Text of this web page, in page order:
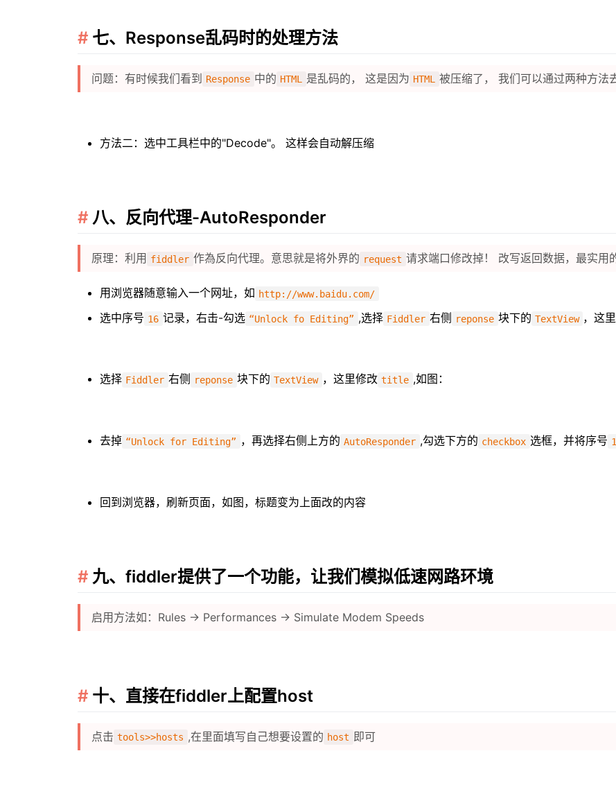
七、Response乱码时的处理方法
问题：有时候我们看到 Response 中的 HTML 是乱码的， 这是因为 HTML 被压缩了， 我们可以通过两种方法
方法二：选中工具栏中的"Decode"。 这样会自动解压缩
八、反向代理-AutoResponder
原理：利用 fiddler 作為反向代理。意思就是将外界的 request 请求端口修改掉！ 改写返回数据，最实用
用浏览器随意输入一个网址，如 http://www.baidu.com/
选中序号 16 记录，右击-勾选 “Unlock fo Editing” ,选择 Fiddler 右侧 reponse 块下的 TextView ，这
选择 Fiddler 右侧 reponse 块下的 TextView ，这里修改 title ,如图：
去掉 “Unlock for Editing” ，再选择右侧上方的 AutoResponder ,勾选下方的 checkbox 选框，并将序号
回到浏览器，刷新页面，如图，标题变为上面改的内容
九、fiddler提供了一个功能，让我们模拟低速网路环境
启用方法如：Rules → Performances → Simulate Modem Speeds
十、直接在fiddler上配置host
点击 tools>>hosts ,在里面填写自己想要设置的 host 即可